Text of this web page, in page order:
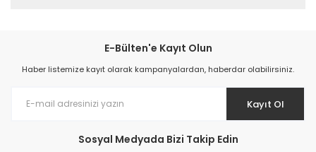
E-Bülten'e Kayıt Olun
Haber listemize kayıt olarak kampanyalardan, haberdar olabilirsiniz.
Kayıt Ol
Sosyal Medyada Bizi Takip Edin